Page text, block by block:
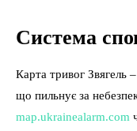
Система
Карта тривог Звягель
що пильнує за
map.ukrainealarm.com